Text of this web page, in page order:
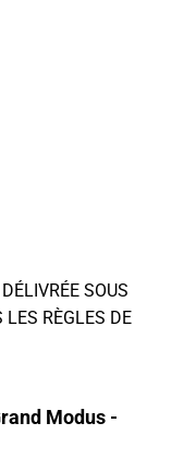
SOUS
RÈGLES DE
Modus -